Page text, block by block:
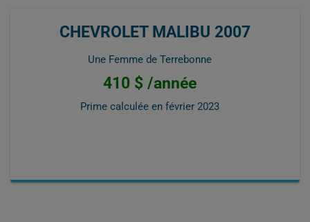
CHEVROLET MALIBU 2007
Une Femme de Terrebonne
410 $ /année
Prime calculée en février 2023